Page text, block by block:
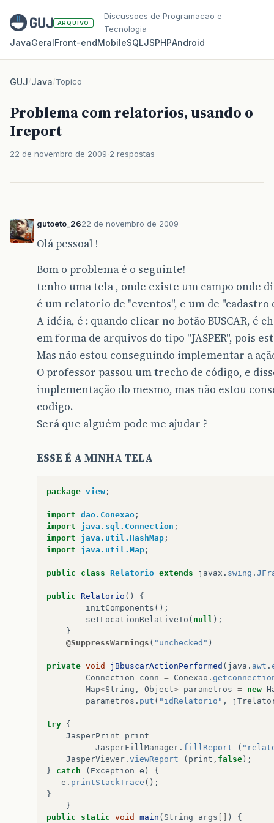
ARQUIVO
Discussoes de Programacao e
Tecnologia
JavaGeralFront‑endMobileSQLJSPHPAndroid
GUJ/Java/Topico
Problema com relatorios, usando o
Ireport
22 de novembro de 2009 2 respostas
gutoeto_2622 de novembro de 2009
Olá pessoal !
Bom o problema é o seguinte!
tenho uma tela , onde existe um campo onde
é um relatorio de "eventos", e um de "cadastro
A idéia, é : quando clicar no botão BUSCAR, é
em forma de arquivos do tipo "JASPER", pois
Mas não estou conseguindo implementar a
O professor passou um trecho de código, e
implementação do mesmo, mas não estou
codigo.
Será que alguém pode me ajudar ?
ESSE É A MINHA TELA
package view ;
import dao.Conexao ;
import
java.sql.Connection ;
import
java.util.HashMap ;
import
java.util.Map ;
public class Relatorio extends javax . swing .
public Relatorio ()
{
initComponents ();
setLocationRelativeTo ( null );
}
@SuppressWarnings ( "unchecked" )
private void jBbuscarActionPerformed ( java . awt .
Connection
conn = Conexao .
Map<String , Object> parametros = new
parametros . put ( "idRelatorio" ,
try {
JasperPrint
print =
JasperFillManager . fillReport (
JasperViewer . viewReport ( print , false );
}
catch ( Exception e )
{
e . printStackTrace ();
}
}
public
static void main ( String args )
{